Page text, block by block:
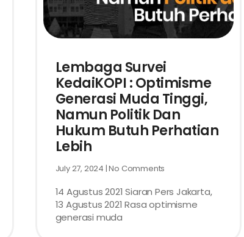
Lembaga Survei
KedaiKOPI : Optimisme
Generasi Muda Tinggi,
Namun Politik Dan
Hukum Butuh Perhatian
Lebih
July 27, 2024 No Comments
14 Agustus 2021 Siaran Pers Jakarta,
13 Agustus 2021 Rasa optimisme
generasi muda